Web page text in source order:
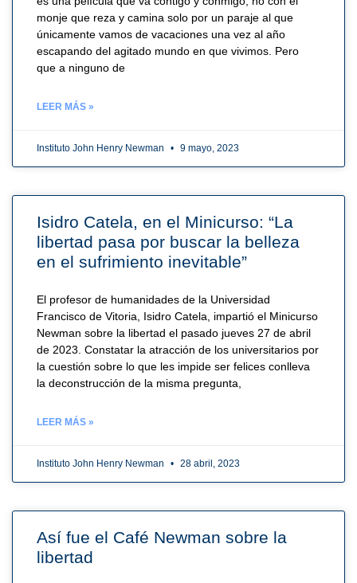
monje que reza y camina solo por un paraje al que
únicamente vamos de vacaciones una vez al año
escapando del agitado mundo en que vivimos. Pero
que a ninguno de
LEER MÁS »
Instituto John Henry Newman 9 mayo, 2023
Isidro Catela, en el Minicurso: “La
libertad pasa por buscar la belleza
en el sufrimiento inevitable”
El profesor de humanidades de la Universidad
Francisco de Vitoria, Isidro Catela, impartió el Minicurso
Newman sobre la libertad el pasado jueves 27 de abril
de 2023. Constatar la atracción de los universitarios por
la cuestión sobre lo que les impide ser felices conlleva
la deconstrucción de la misma pregunta,
LEER MÁS »
Instituto John Henry Newman 28 abril, 2023
Así fue el Café Newman sobre la
libertad